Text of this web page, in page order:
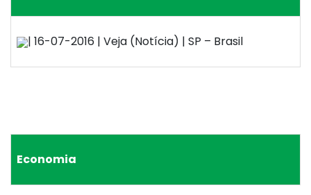
| 16-07-2016 | Veja (Notícia) | SP – Brasil
Economia